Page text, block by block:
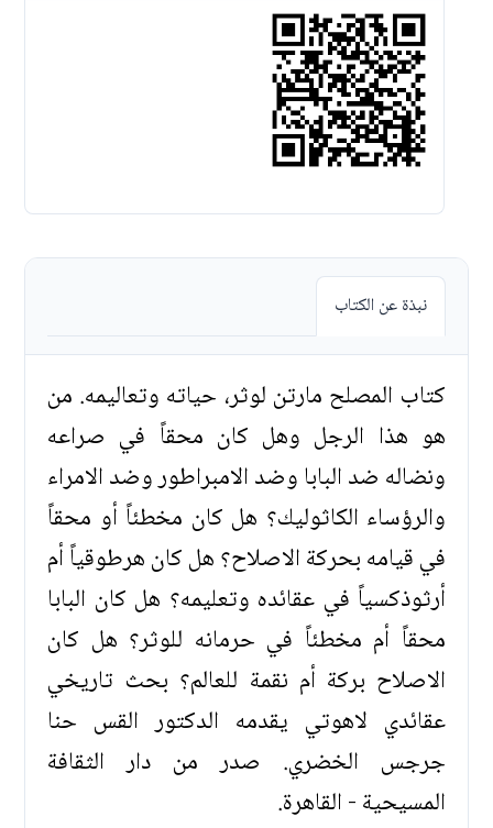
نبذة عن الكتاب
كتاب المصلح مارتن لوثر، حياته وتعاليمه. من
هو هذا الرجل وهل كان محقاً في صراعه
ونضاله ضد البابا وضد الامبراطور وضد الامراء
والرؤساء الكاثوليك؟ هل كان مخطئاً أو محقاً
في قيامه بحركة الاصلاح؟ هل كان هرطوقياً أم
أرثوذكسياً في عقائده وتعليمه؟ هل كان البابا
محقاً أم مخطئاً في حرمانه للوثر؟ هل كان
الاصلاح بركة أم نقمة للعالم؟ بحث تاريخي
عقائدي لاهوتي يقدمه الدكتور القس حنا
جرجس الخضري. صدر من دار الثقافة
المسيحية - القاهرة.